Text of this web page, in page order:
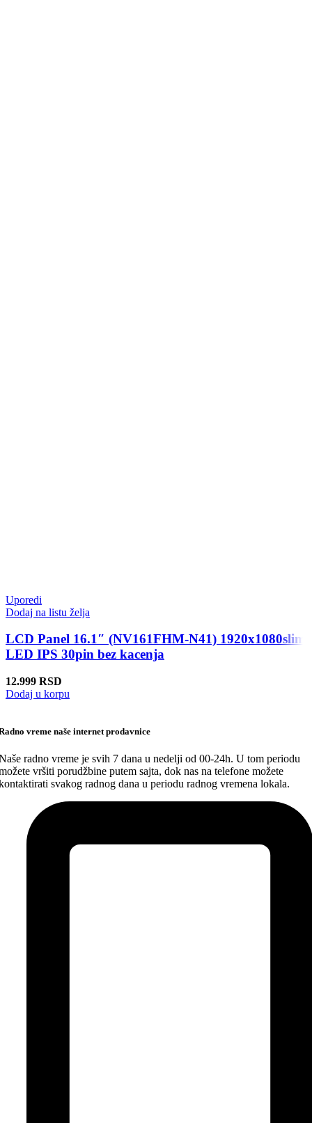
Uporedi
Dodaj na listu želja
LCD Panel 16.1″ (NV161FHM-N41) 1920x1080slim
LED IPS 30pin bez kacenja
12.999 RSD
Dodaj u korpu
vreme naše internet prodavnice
radno vreme je svih 7 dana u nedelji od 00-24h. U tom periodu
vršiti porudžbine putem sajta, dok nas na telefone možete
svakog radnog dana u periodu radnog vremena lokala.